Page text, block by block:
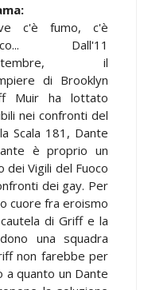
c'è fumo, c'è
Dall'11
il
di Brooklyn
Muir ha lottato
nei confronti del
Scala 181, Dante
è proprio un
Vigili del Fuoco
dei gay. Per
cuore fra eroismo
di Griff e la
una squadra
non farebbe per
a quanto un Dante